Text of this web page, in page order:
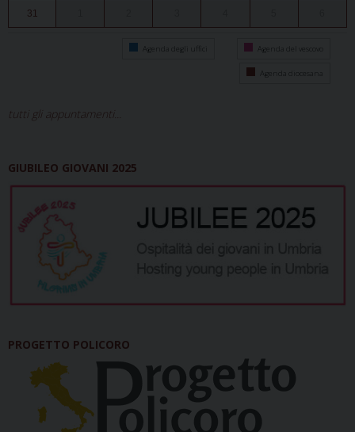
31
Agenda degli uffici Agenda del vescovo
Agenda diocesana
tutti gli appuntamenti...
GIUBILEO GIOVANI 2025
PROGETTO POLICORO